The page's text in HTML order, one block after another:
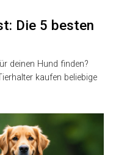
Die 5 besten
deinen Hund finden?
kaufen beliebige